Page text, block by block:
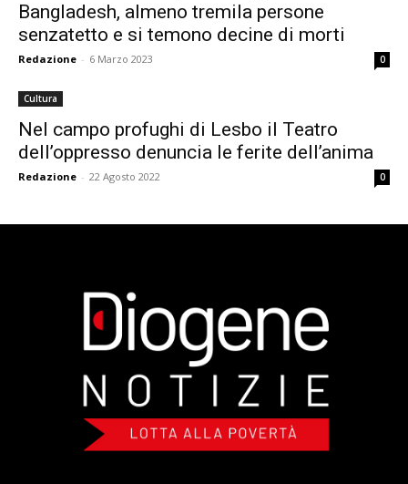
Bangladesh, almeno tremila persone
senzatetto e si temono decine di morti
Redazione - 6 Marzo 2023 0
Cultura
Nel campo profughi di Lesbo il Teatro
dell’oppresso denuncia le ferite dell’anima
Redazione - 22 Agosto 2022 0